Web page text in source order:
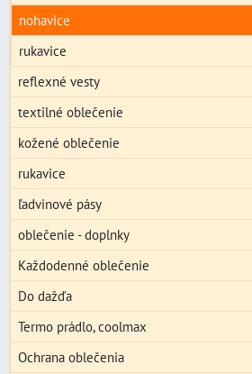
nohavice
rukavice
reflexné vesty
textilné oblečenie
kožené oblečenie
rukavice
ľadvinové pásy
oblečenie - doplnky
Každodenné oblečenie
Do dažďa
Termo prádlo, coolmax
Ochrana oblečenia